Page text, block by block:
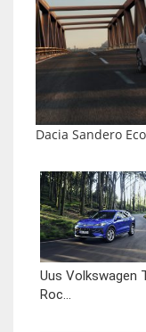
Dacia Sandero
Uus Volkswagen
Roc...